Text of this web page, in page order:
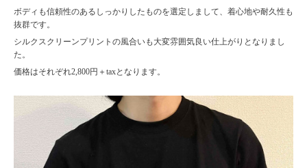
ボディも信頼性のあるしっかりしたものを選定しまして、着心地や耐久性も
抜群です。
シルクスクリーンプリントの風合いも大変雰囲気良い仕上がりとなりまし
た。
価格はそれぞれ2,800円＋taxとなります。